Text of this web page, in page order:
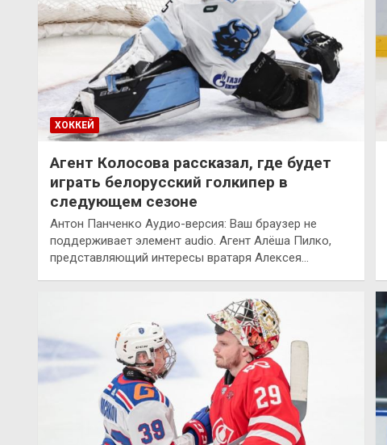
ХОККЕЙ
Агент Колосова рассказал, где будет
играть белорусский голкипер в
следующем сезоне
Антон Панченко Аудио-версия: Ваш браузер не
поддерживает элемент audio. Агент Алёша Пилко,
представляющий интересы вратаря Алексея…